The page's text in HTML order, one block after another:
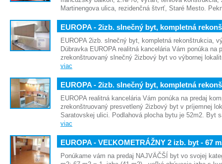
Martinengova ulica, rezidenčná štvrť, Staré Mesto.
EUROPA - 2izb. slnečný byt, kompletná
EUROPA 2izb. slnečný byt, kompletná rekonštrukcia,
Dúbravka EUROPA realitná kancelária Vám ponúka na
zrekonštruovaný slnečný 2izbový byt vo výbornej
viac
EUROPA - 2izb. slnečný byt, kompletná
EUROPA realitná kancelária Vám ponúka na predaj
zrekonštruovaný presvetlený 2izbový byt v príjemnej
Saratovskej ulici. Podlahová plocha bytu je 52m2. Byt
viac
EUROPA - VEĽKOMETRÁŽNY 2 izb. byt - 67
Ponúkame vám na predaj NAJVÄČŠÍ byt vo svojej